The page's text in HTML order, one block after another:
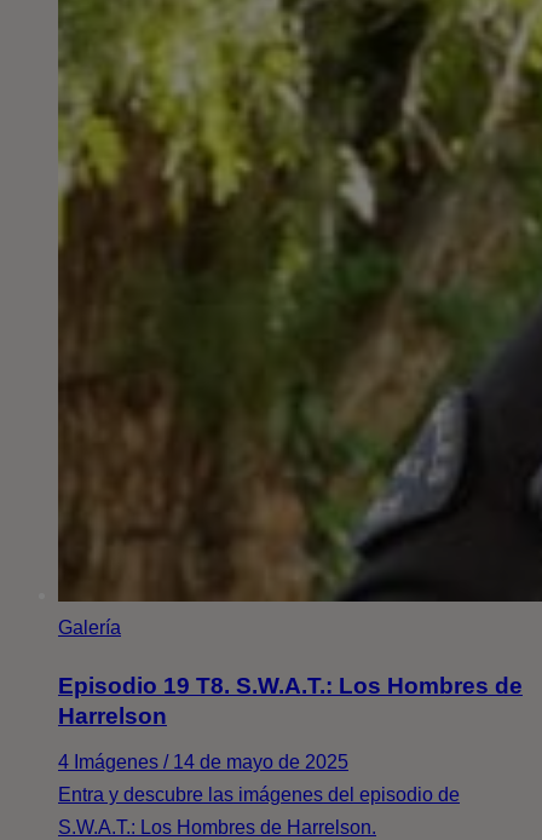
Galería
Episodio 19 T8. S.W.A.T.: Los Hombres de
Harrelson
4 Imágenes / 14 de mayo de 2025
Entra y descubre las imágenes del episodio de
S.W.A.T.: Los Hombres de Harrelson.